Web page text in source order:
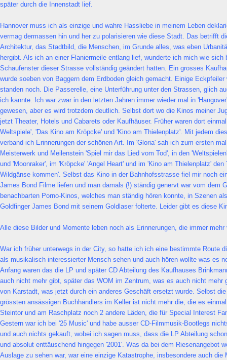
später durch die Innenstadt lief.
Hannover muss ich als einzige und wahre Hassliebe in meinem Leben
vermag dermassen hin und her zu polarisieren wie diese Stadt. Das betrifft
Architektur, das Stadtbild, die Menschen, im Grunde alles, was eben
hergibt. Als ich an einer Flaniermeile entlang lief, wunderte ich mich wie sich
Schaufenster dieser Strasse vollständig geändert hatten. Ein grosses
wurde soeben von Baggern dem Erdboden gleich gemacht. Einige
standen noch. Die Passerelle, eine Unterführung unter den Strassen, glich
ich kannte. Ich war zwar in den letzten Jahren immer wieder mal in
gewesen, aber es wird trotzdem deutlich. Selbst dort wo die Kinos meiner
jetzt Theater, Hotels und Cabarets oder Kaufhäuser. Früher waren dort
Weltspiele', 'Das Kino am Kröpcke' und 'Kino am Thielenplatz'. Mit jedem
verband ich Erinnerungen der schönen Art. Im 'Gloria' sah ich zum ersten
Meisterwerk und Meilenstein 'Spiel mir das Lied vom Tod', in den
und 'Moonraker', im 'Kröpcke' 'Angel Heart' und im 'Kino am Thielenplatz' den
Wildgänse kommen'. Selbst das Kino in der Bahnhofsstrasse fiel mir noch
James Bond Filme liefen und man damals (!) ständig genervt war vom dem
benachbarten Porno-Kinos, welches man ständig hören konnte, in Szenen
Goldfinger James Bond mit seinem Goldlaser folterte. Leider gibt es diese
Alle diese Bilder und Momente leben noch als Erinnerungen, die immer mehr
War ich früher unterwegs in der City, so hatte ich ich eine bestimmte Route
als musikalisch interessierter Mensch sehen und auch hören wollte was es
Anfang waren das die LP und später CD Abteilung des Kaufhauses
auch nicht mehr gibt, später das WOM im Zentrum, was es auch nicht mehr
von Karstadt, was jetzt durch ein anderes Geschäft ersetzt wurde. Selbst
grössten ansässigen Buchhändlers im Keller ist nicht mehr die, die es
Steintor und am Raschplatz noch 2 andere Läden, die für Special Interest
Gestern war ich bei '25 Music' und habe ausser CD-Filmmusik-Bootlegs
und auch nichts gekauft, wobei ich sagen muss, dass die LP Abteilung
und absolut enttäuschend hingegen '2001'. Was da bei dem Riesenangebot
Auslage zu sehen war, war eine einzige Katastrophe, insbesondere auch die